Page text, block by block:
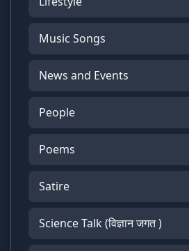
Music Songs
News and Events
People
Poems
Satire
Science Talk (विज्ञान जगत )